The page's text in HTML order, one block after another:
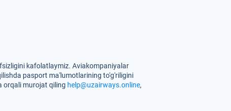
kafolatlaymiz. Aviakompaniyalar
pasport ma'lumotlarining to'g'riligini
orqali murojat qiling help@uzairways.online,